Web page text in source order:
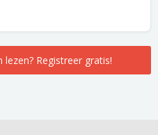
Registreer gratis!